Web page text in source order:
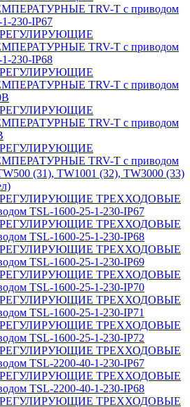
TRV-T с приводом
230-IP67
TRV-T с приводом
230-IP68
TRV-T с приводом
TRV-T с приводом
TRV-T с приводом
(31), TW1001 (32), TW3000 (33)
ТРЕХХОДОВЫЕ
TSL-1600-25-1-230-IP67
ТРЕХХОДОВЫЕ
TSL-1600-25-1-230-IP68
ТРЕХХОДОВЫЕ
TSL-1600-25-1-230-IP69
ТРЕХХОДОВЫЕ
TSL-1600-25-1-230-IP70
ТРЕХХОДОВЫЕ
TSL-1600-25-1-230-IP71
ТРЕХХОДОВЫЕ
TSL-1600-25-1-230-IP72
ТРЕХХОДОВЫЕ
TSL-2200-40-1-230-IP67
ТРЕХХОДОВЫЕ
TSL-2200-40-1-230-IP68
ТРЕХХОДОВЫЕ